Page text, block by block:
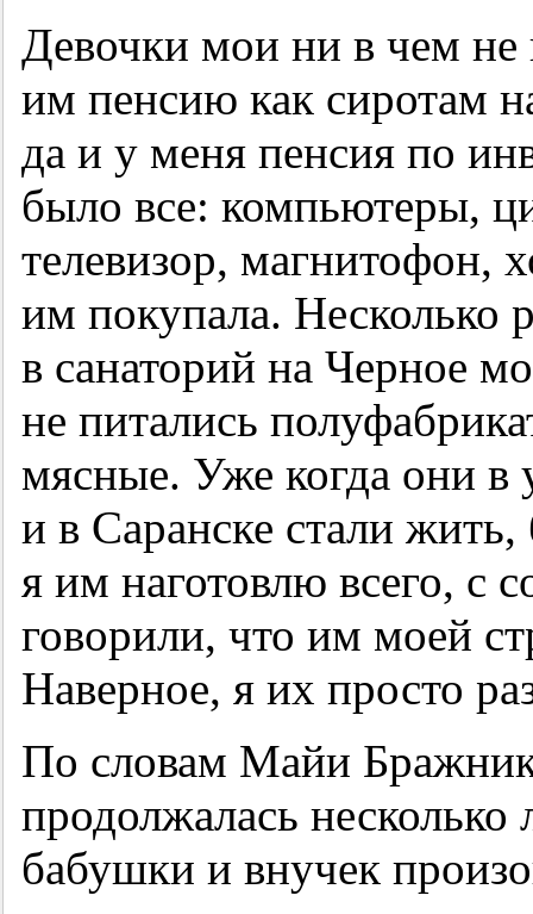
Девочки мои ни в чем не
им пенсию как сиротам
да и у меня пенсия по
было все: компьютеры,
телевизор, магнитофон,
им покупала. Несколько
в санаторий на Черное
не питались
мясные. Уже когда они в
и в Саранске стали
я им наготовлю всего, с
говорили, что им моей
Наверное, я их просто
По словам Майи
продолжалась
бабушки и внучек